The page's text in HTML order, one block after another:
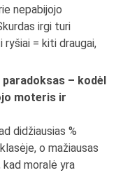
nepabijojo
irgi turi
ryšiai = kiti draugai,
paradoksas – kodėl
moteris ir
didžiausias %
o mažiausas
kad moralė yra